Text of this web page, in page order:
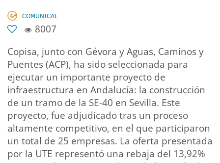
𝖢𝖮𝖬𝖴𝖭𝖨𝖢𝖠𝖤
8007
Copisa, junto con Gévora y Aguas, Caminos y
Puentes (ACP), ha sido seleccionada para
ejecutar un importante proyecto de
infraestructura en Andalucía: la construcción
de un tramo de la SE-40 en Sevilla. Este
proyecto, fue adjudicado tras un proceso
altamente competitivo, en el que participaron
un total de 25 empresas. La oferta presentada
por la UTE representó una rebaja del 13,92%